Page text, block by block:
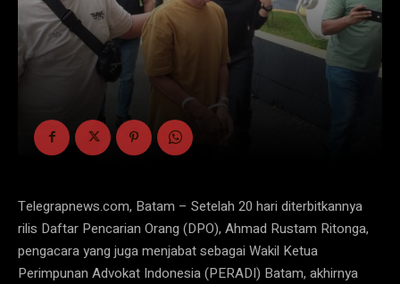
Telegrapnews.com, Batam – Setelah 20 hari diterbitkannya
rilis Daftar Pencarian Orang (DPO), Ahmad Rustam Ritonga,
pengacara yang juga menjabat sebagai Wakil Ketua
Perimpunan Advokat Indonesia (PERADI) Batam, akhirnya